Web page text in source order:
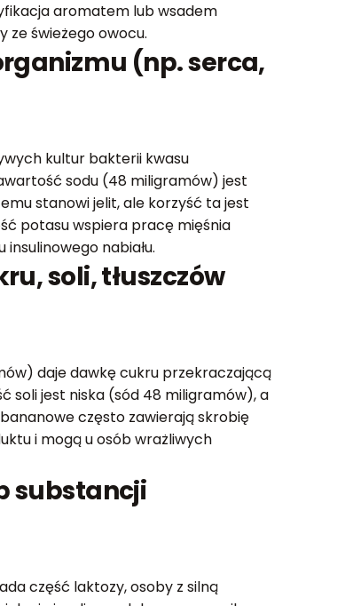
aromatem lub wsadem
ze świeżego owocu.
(np. serca,
kultur bakterii kwasu
sodu (48 miligramów) jest
stanowi jelit, ale korzyść ta jest
potasu wspiera pracę mięśnia
nabiału.
soli, tłuszczów
daje dawkę cukru przekraczającą
soli jest niska (sód 48 miligramów), a
często zawierają skrobię
i mogą u osób wrażliwych
substancji
część laktozy, osoby z silną